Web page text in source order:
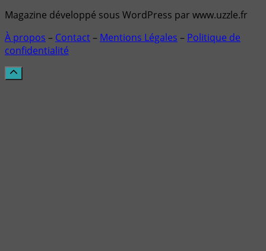
Magazine développé sous WordPress par www.uzzle.fr
À propos – Contact– Mentions Légales – Politique de
confidentialité